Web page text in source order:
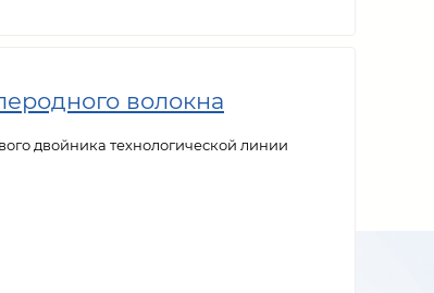
волокна
двойника технологической линии